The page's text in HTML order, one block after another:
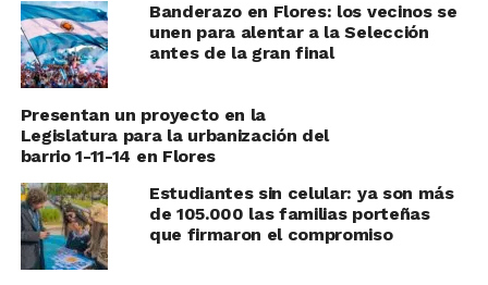
Banderazo en Flores: los vecinos se
unen para alentar a la Selección
antes de la gran final
Presentan un proyecto en la
Legislatura para la urbanización del
barrio 1-11-14 en Flores
Estudiantes sin celular: ya son más
de 105.000 las familias porteñas
que firmaron el compromiso